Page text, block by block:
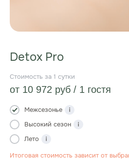
Detox Pro
10 972 руб
Межсезонье
Высокий сезон
Лето